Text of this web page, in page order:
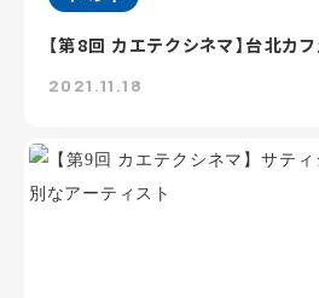
【第8回 カエテクシネマ】台北カフ
2021.11.18